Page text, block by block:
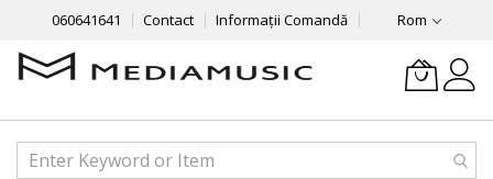
060641641 Contact Informații Comandă Rom